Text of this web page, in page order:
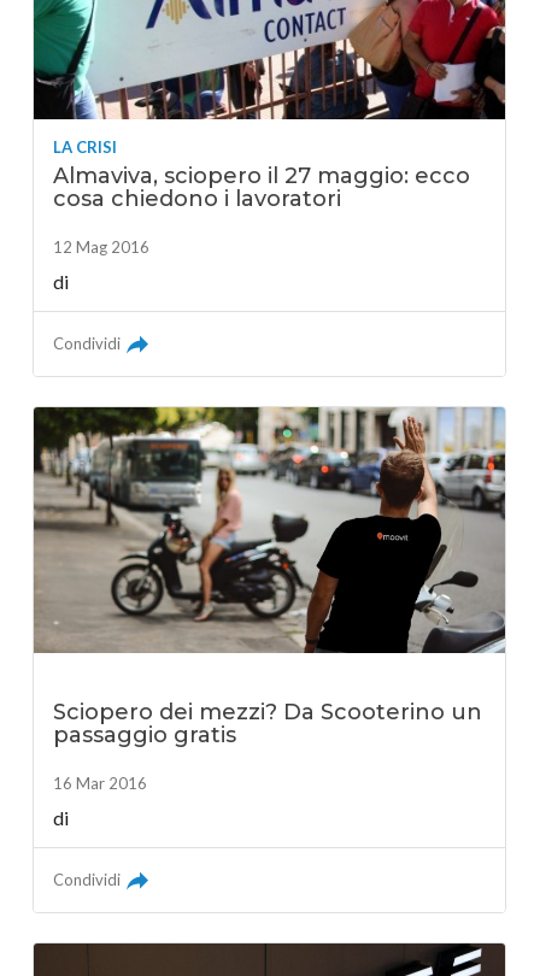
LA CRISI
Almaviva, sciopero il 27 maggio: ecco
cosa chiedono i lavoratori
12 Mag 2016
di
Condividi
Sciopero dei mezzi? Da Scooterino un
passaggio gratis
16 Mar 2016
di
Condividi